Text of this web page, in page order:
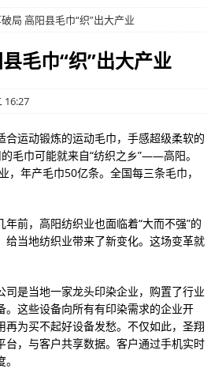
局 高阳县‌毛巾“织”出大产业
毛巾“织”出大产业
16:27
合运动锻炼的运动毛巾，手感超级柔软的
毛巾可能就来自“纺织之乡”——高阳。
，年产毛巾50亿条。全国每三条毛巾，
前，高阳纺织业也面临着“大而不强”的
给当地纺织业带来了新变化。这场变革就
司是当地一家龙头印染企业，购置了行业
。这些设备向所有有印染需求的企业开
再为买不起好设备发愁。不仅如此，圣翔
台，与客户共享数据。客户通过手机实时